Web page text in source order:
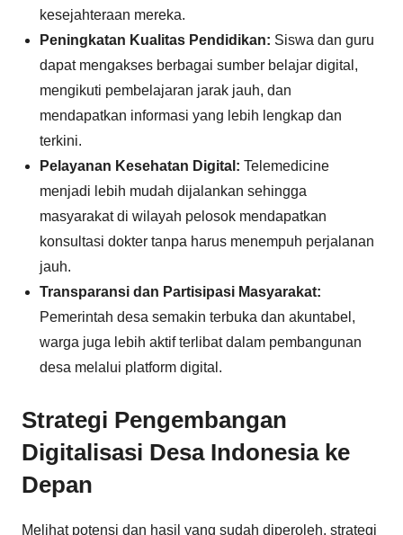
kesejahteraan mereka.
Peningkatan Kualitas Pendidikan: Siswa dan guru
dapat mengakses berbagai sumber belajar digital,
mengikuti pembelajaran jarak jauh, dan
mendapatkan informasi yang lebih lengkap dan
terkini.
Pelayanan Kesehatan Digital: Telemedicine
menjadi lebih mudah dijalankan sehingga
masyarakat di wilayah pelosok mendapatkan
konsultasi dokter tanpa harus menempuh perjalanan
jauh.
Transparansi dan Partisipasi Masyarakat:
Pemerintah desa semakin terbuka dan akuntabel,
warga juga lebih aktif terlibat dalam pembangunan
desa melalui platform digital.
Strategi Pengembangan
Digitalisasi Desa Indonesia ke
Depan
Melihat potensi dan hasil yang sudah diperoleh, strategi